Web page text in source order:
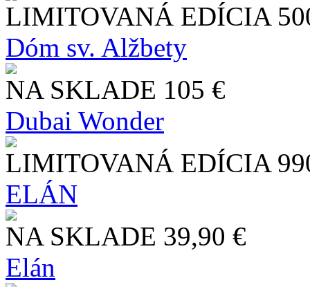
LIMITOVANÁ EDÍCIA
Dóm sv. Alžbety
NA SKLADE 105 €
Dubai Wonder
LIMITOVANÁ EDÍCIA
ELÁN
NA SKLADE 39,90 €
Elán